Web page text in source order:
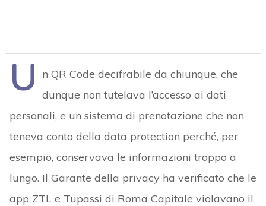
U
n QR Code decifrabile da chiunque, che
dunque non tutelava l’accesso ai dati
personali, e un sistema di prenotazione che non
teneva conto della data protection perché, per
esempio, conservava le informazioni troppo a
lungo. Il Garante della privacy ha verificato che le
app ZTL e Tupassi di Roma Capitale violavano il